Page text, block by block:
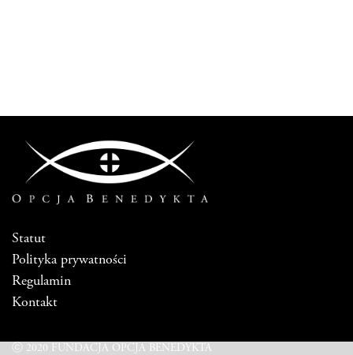
Statut
Polityka prywatności
Regulamin
Kontakt
ⓒ 2020 FUNDACJA OPCJA BENEDYKTA